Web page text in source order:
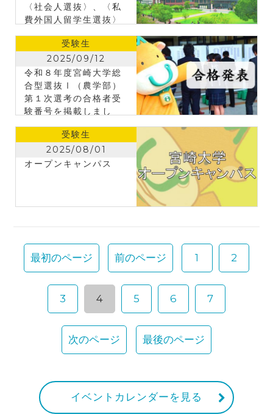
〈社会人選抜〉、〈私
費外国人留学生選抜〉
受験生
2025/09/12
令和８年度宮崎大学総
合型選抜Ⅰ（農学部）
第１次選考の合格者受
験番号を掲載しまし
受験生
2025/08/01
オープンキャンパス
最初のページ 前のページ 1 2
3 4 5 6 7
次のページ 最後のページ
イベントカレンダーを見る